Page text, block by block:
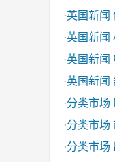
·英国新闻
·英国新闻
·英国新闻
·英国新闻
·分类市场
·分类市场
·分类市场